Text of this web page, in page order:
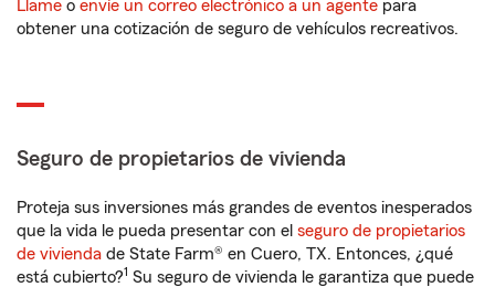
Llame o envíe un correo electrónico a un agente para
obtener una cotización de seguro de vehículos recreativos.
Seguro de propietarios de vivienda
Proteja sus inversiones más grandes de eventos inesperados
que la vida le pueda presentar con el seguro de propietarios
de vivienda de State Farm® en Cuero, TX. Entonces, ¿qué
está cubierto?1 Su seguro de vivienda le garantiza que puede